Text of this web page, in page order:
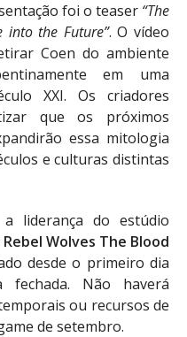
foi o teaser “The
into the Future”. O vídeo
Coen do ambiente
em uma
XXI. Os criadores
que os próximos
essa mitologia
e culturas distintas
liderança do estúdio
Wolves The Blood
desde o primeiro dia
fechada. Não haverá
ou recursos de
de setembro.